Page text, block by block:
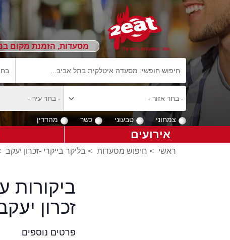
מסעדות, הזמנת מקום
צמחוני טבעוני כשר מהדרין
אירועים
ראשי > חיפוש מסעדות > בליקר בייקרי -זכרון יעקב
ביקורות
זכרון
פרטים נוספים